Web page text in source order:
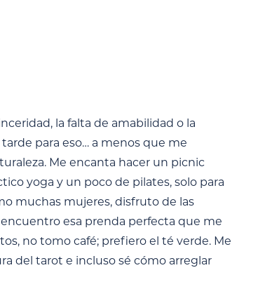
la falta de amabilidad o la
para eso… a menos que me
Me encanta hacer un picnic
yoga y un poco de pilates, solo para
muchas mujeres, disfruto de las
encuentro esa prenda perfecta que me
no tomo café; prefiero el té verde. Me
del tarot e incluso sé cómo arreglar